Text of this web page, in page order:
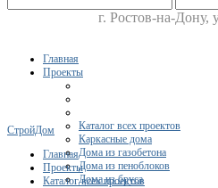
г. Ростов-на-Дону,
Главная
Проекты
Каталог всех проектов
Каркасные дома
Дома из газобетона
Дома из пеноблоков
Дома из бруса
СтройДом
Главная
Проекты
Каталог всех проектов